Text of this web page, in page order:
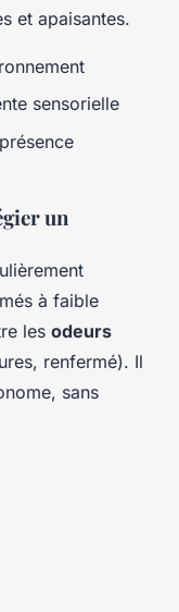
et apaisantes.
sensorielle
un
à faible
les odeurs
renfermé). Il
sans